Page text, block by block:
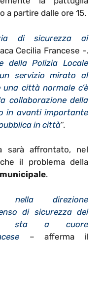
a partire dalle ore 15.
di sicurezza ai
Cecilia Francese -.
della Polizia Locale
servizio mirato al
città normale c’è
collaborazione della
in avanti importante
in città“.
sarà affrontato, nel
il problema della
.
direzione
di sicurezza dei
sta a cuore
– afferma il